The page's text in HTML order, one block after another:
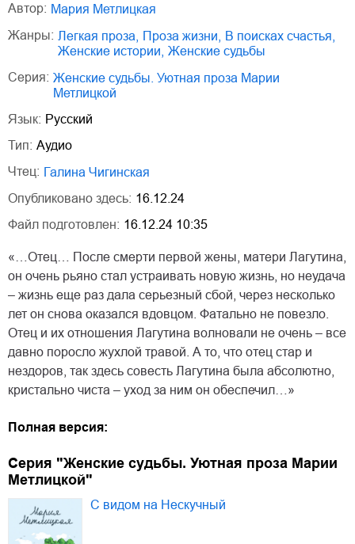
Автор:
Мария Метлицкая
Жанры:
легкая проза проза жизни в поисках счастья
женские истории
женские судьбы
Серия: Женские судьбы. Уютная проза Марии
Метлицкой
Язык: Русский
Тип: Аудио
Чтец:
Галина Чигинская
Опубликовано здесь: 16.12.24
Файл подготовлен: 16.12.24 10:35
«…Отец… После смерти первой жены, матери Лагутина,
он очень рьяно стал устраивать новую жизнь, но неудача
– жизнь еще раз дала серьезный сбой, через несколько
лет он снова оказался вдовцом. Фатально не повезло.
Отец и их отношения Лагутина волновали не очень – все
давно поросло жухлой травой. А то, что отец стар и
нездоров, так здесь совесть Лагутина была абсолютно,
кристально чиста – уход за ним он обеспечил…»
Полная версия:
Серия "Женские судьбы. Уютная проза Марии
Метлицкой"
С видом на Нескучный